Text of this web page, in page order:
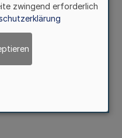
von
zwingend erforderlich